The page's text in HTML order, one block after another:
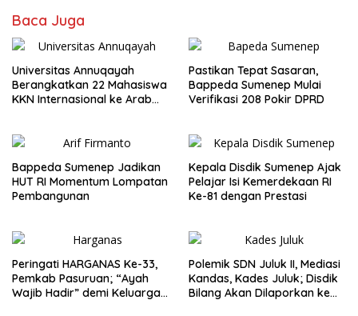
Baca Juga
Universitas Annuqayah
Berangkatkan 22 Mahasiswa
KKN Internasional ke Arab
Pastikan Tepat Sasaran,
Bappeda Sumenep Mulai
Verifikasi 208 Pokir DPRD
Bappeda Sumenep Jadikan
HUT RI Momentum Lompatan
Pembangunan
Kepala Disdik Sumenep Ajak
Pelajar Isi Kemerdekaan RI
Ke-81 dengan Prestasi
Peringati HARGANAS Ke-33,
Pemkab Pasuruan; “Ayah
Wajib Hadir” demi Keluarga
Polemik SDN Juluk II, Mediasi
Kandas, Kades Juluk; Disdik
Bilang Akan Dilaporkan ke